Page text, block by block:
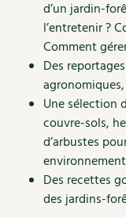
Habitat
Conception et gros
Matériaux
Énergie
Trucs & astuces
Appels à témoignage
Bonnes adresses
d’un jardin-
l’entretenir ?
Comment
Des
Une sélection
couvre-sols,
d’arbustes
Des recettes
des jardins-